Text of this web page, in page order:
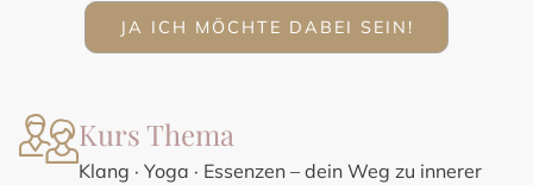
JA ICH MÖCHTE DABEI SEIN!
Kurs Thema
Klang · Yoga · Essenzen – dein Weg zu innerer